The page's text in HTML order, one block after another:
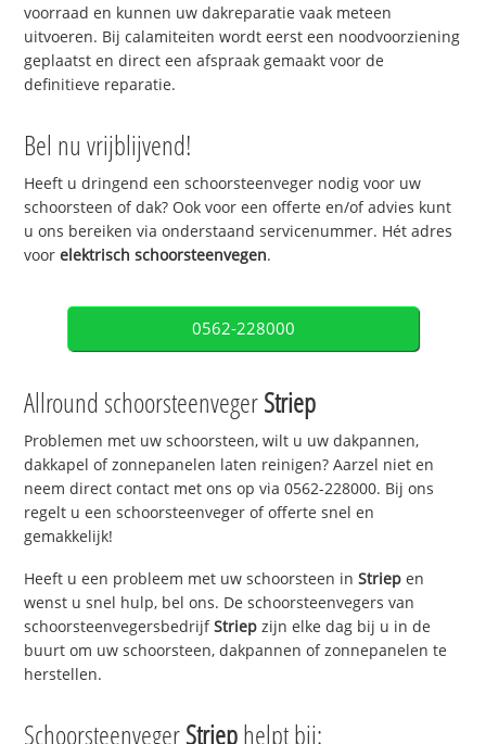
voorraad en kunnen uw dakreparatie vaak meteen
uitvoeren. Bij calamiteiten wordt eerst een noodvoorziening
geplaatst en direct een afspraak gemaakt voor de
definitieve reparatie.
Bel nu vrijblijvend!
Heeft u dringend een schoorsteenveger nodig voor uw
schoorsteen of dak? Ook voor een offerte en/of advies kunt
u ons bereiken via onderstaand servicenummer. Hét adres
voorelektrisch schoorsteenvegen.
0562-228000
Allround schoorsteenvegerStriep
Problemen met uw schoorsteen, wilt u uw dakpannen,
dakkapel of zonnepanelen laten reinigen? Aarzel niet en
neem direct contact met ons op via 0562-228000. Bij ons
regelt u een schoorsteenveger of offerte snel en
gemakkelijk!
Heeft u een probleem met uw schoorsteen inStriep en
wenst u snel hulp, bel ons. De schoorsteenvegers van
schoorsteenvegersbedrijfStriep zijn elke dag bij u in de
buurt om uw schoorsteen, dakpannen of zonnepanelen te
herstellen.
SchoorsteenvegerStriephelpt bij: